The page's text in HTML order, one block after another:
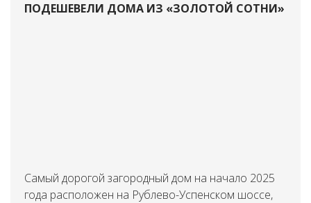
ПОДЕШЕВЕЛИ ДОМА ИЗ «ЗОЛОТОЙ СОТНИ»
Самый дорогой загородный дом на начало 2025
года расположен на Рублево-Успенском шоссе,